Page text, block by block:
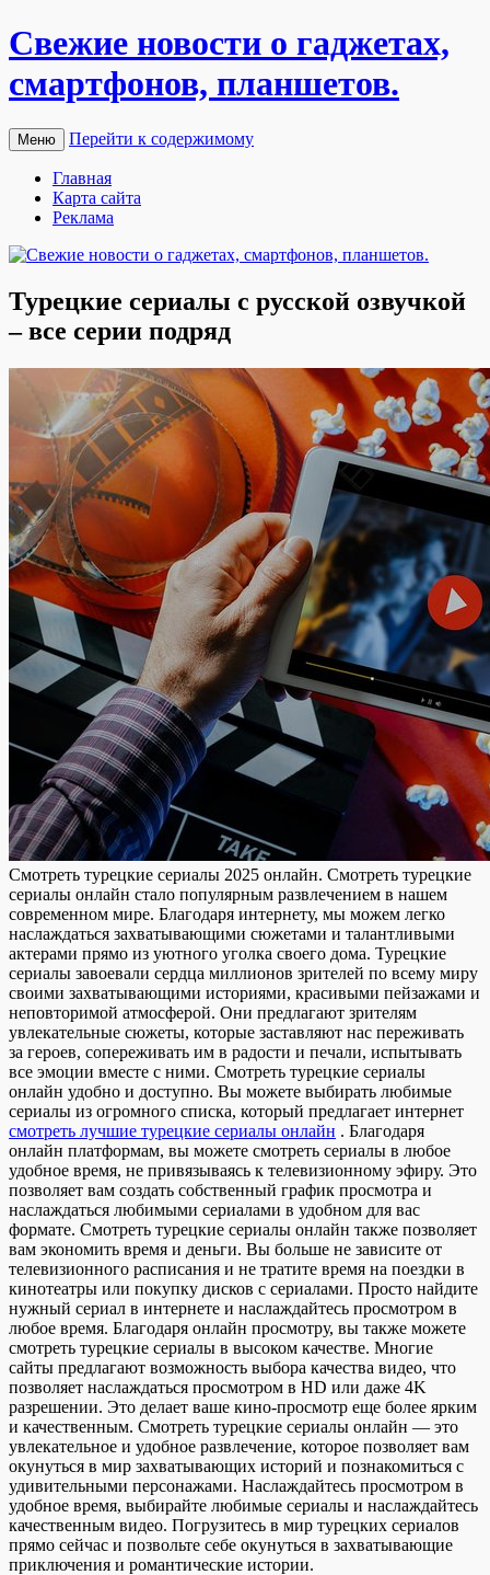
Свежие новости о гаджетах,
смартфонов, планшетов.
Меню Перейти к содержимому
Главная
Карта сайта
Реклама
Турецкие сериалы с русской озвучкой
– все серии подряд
Смoтрeть турeцкиe сeриaлы 2025 онлайн. Смотреть турецкие
сериалы онлайн стало популярным развлечением в нашем
современном мире. Благодаря интернету, мы можем легко
наслаждаться захватывающими сюжетами и талантливыми
актерами прямо из уютного уголка своего дома. Турецкие
сериалы завоевали сердца миллионов зрителей по всему миру
своими захватывающими историями, красивыми пейзажами и
неповторимой атмосферой. Они предлагают зрителям
увлекательные сюжеты, которые заставляют нас переживать
за героев, сопереживать им в радости и печали, испытывать
все эмоции вместе с ними. Смотреть турецкие сериалы
онлайн удобно и доступно. Вы можете выбирать любимые
сериалы из огромного списка, который предлагает интернет
смотреть лучшие турецкие сериалы онлайн . Благодаря
онлайн платформам, вы можете смотреть сериалы в любое
удобное время, не привязываясь к телевизионному эфиру. Это
позволяет вам создать собственный график просмотра и
наслаждаться любимыми сериалами в удобном для вас
формате. Смотреть турецкие сериалы онлайн также позволяет
вам экономить время и деньги. Вы больше не зависите от
телевизионного расписания и не тратите время на поездки в
кинотеатры или покупку дисков с сериалами. Просто найдите
нужный сериал в интернете и наслаждайтесь просмотром в
любое время. Благодаря онлайн просмотру, вы также можете
смотреть турецкие сериалы в высоком качестве. Многие
сайты предлагают возможность выбора качества видео, что
позволяет наслаждаться просмотром в HD или даже 4K
разрешении. Это делает ваше кино-просмотр еще более ярким
и качественным. Смотреть турецкие сериалы онлайн — это
увлекательное и удобное развлечение, которое позволяет вам
окунуться в мир захватывающих историй и познакомиться с
удивительными персонажами. Наслаждайтесь просмотром в
удобное время, выбирайте любимые сериалы и наслаждайтесь
качественным видео. Погрузитесь в мир турецких сериалов
прямо сейчас и позвольте себе окунуться в захватывающие
приключения и романтические истории.